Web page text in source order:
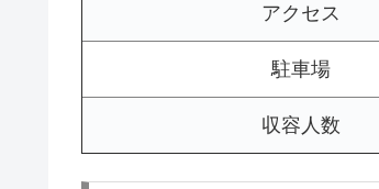
アクセス
駐車場
収容人数